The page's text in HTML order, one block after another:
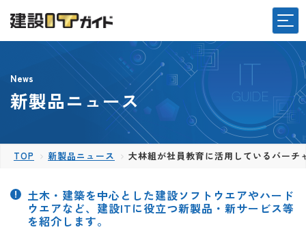
News
新製品ニュース
TOP 新製品ニュース 大林組が社員教育に活用しているバー
土木・建築を中心とした建設ソフトウエアやハード
ウエアなど、建設ITに役立つ新製品・新サービス等
を紹介します。